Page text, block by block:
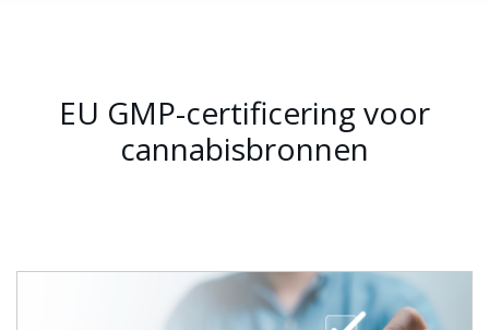
EU GMP-certificering voor
cannabisbronnen